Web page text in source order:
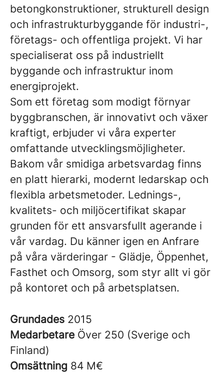
betongkonstruktioner, strukturell design
och infrastrukturbyggande för industri-,
företags- och offentliga projekt. Vi har
specialiserat oss på industriellt
byggande och infrastruktur inom
energiprojekt.
Som ett företag som modigt förnyar
byggbranschen, är innovativt och växer
kraftigt, erbjuder vi våra experter
omfattande utvecklingsmöjligheter.
Bakom vår smidiga arbetsvardag finns
en platt hierarki, modernt ledarskap och
flexibla arbetsmetoder. Lednings-,
kvalitets- och miljöcertifikat skapar
grunden för ett ansvarsfullt agerande i
vår vardag. Du känner igen en Anfrare
på våra värderingar - Glädje, Öppenhet,
Fasthet och Omsorg, som styr allt vi gör
på kontoret och på arbetsplatsen.
Grundades 2015
Medarbetare Över 250 (Sverige och
Finland)
Omsättning 84 M€